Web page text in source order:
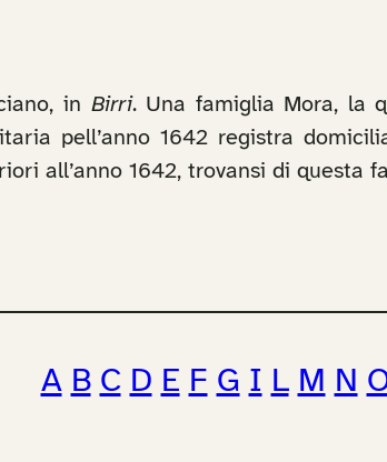
in Birri. Una famiglia Mora, la
pell’anno 1642 registra
all’anno 1642, trovansi di questa
A B C D E F G I L M N